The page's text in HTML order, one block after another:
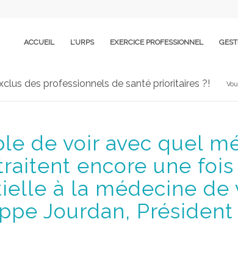
ACCUEIL L’URPS EXERCICE PROFESSIONNEL
des professionnels de santé prioritaires ?!
de voir avec quel
encore une
à la médecine de
Jourdan,